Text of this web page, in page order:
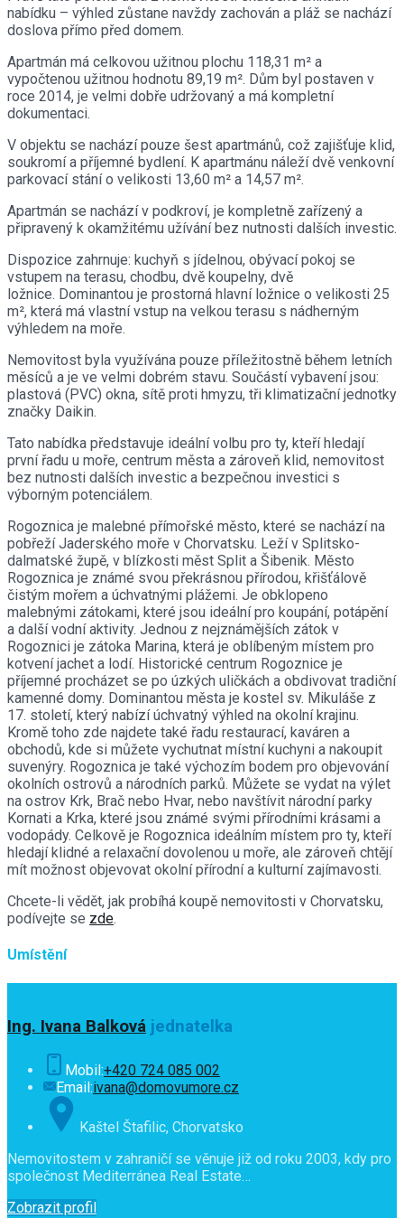
nabídku – výhled zůstane navždy zachován a pláž se nachází
doslova přímo před domem.
Apartmán má celkovou užitnou plochu 118,31 m² a
vypočtenou užitnou hodnotu 89,19 m². Dům byl postaven v
roce 2014, je velmi dobře udržovaný a má kompletní
dokumentaci.
V objektu se nachází pouze šest apartmánů, což zajišťuje klid,
soukromí a příjemné bydlení. K apartmánu náleží dvě venkovní
parkovací stání o velikosti 13,60 m² a 14,57 m².
Apartmán se nachází v podkroví, je kompletně zařízený a
připravený k okamžitému užívání bez nutnosti dalších investic.
Dispozice zahrnuje: kuchyň s jídelnou, obývací pokoj se
vstupem na terasu, chodbu, dvě koupelny, dvě
ložnice. Dominantou je prostorná hlavní ložnice o velikosti 25
m², která má vlastní vstup na velkou terasu s nádherným
výhledem na moře.
Nemovitost byla využívána pouze příležitostně během letních
měsíců a je ve velmi dobrém stavu. Součástí vybavení jsou:
plastová (PVC) okna, sítě proti hmyzu, tři klimatizační jednotky
značky Daikin.
Tato nabídka představuje ideální volbu pro ty, kteří hledají
první řadu u moře, centrum města a zároveň klid, nemovitost
bez nutnosti dalších investic a bezpečnou investici s
výborným potenciálem.
Rogoznica je malebné přímořské město, které se nachází na
pobřeží Jaderského moře v Chorvatsku. Leží v Splitsko-
dalmatské župě, v blízkosti měst Split a Šibenik. Město
Rogoznica je známé svou překrásnou přírodou, křišťálově
čistým mořem a úchvatnými plážemi. Je obklopeno
malebnými zátokami, které jsou ideální pro koupání, potápění
a další vodní aktivity. Jednou z nejznámějších zátok v
Rogoznici je zátoka Marina, která je oblíbeným místem pro
kotvení jachet a lodí. Historické centrum Rogoznice je
příjemné procházet se po úzkých uličkách a obdivovat tradiční
kamenné domy. Dominantou města je kostel sv. Mikuláše z
17. století, který nabízí úchvatný výhled na okolní krajinu.
Kromě toho zde najdete také řadu restaurací, kaváren a
obchodů, kde si můžete vychutnat místní kuchyni a nakoupit
suvenýry. Rogoznica je také výchozím bodem pro objevování
okolních ostrovů a národních parků. Můžete se vydat na výlet
na ostrov Krk, Brač nebo Hvar, nebo navštívit národní parky
Kornati a Krka, které jsou známé svými přírodními krásami a
vodopády. Celkově je Rogoznica ideálním místem pro ty, kteří
hledají klidné a relaxační dovolenou u moře, ale zároveň chtějí
mít možnost objevovat okolní přírodní a kulturní zajímavosti.
Chcete-li vědět, jak probíhá koupě nemovitosti v Chorvatsku,
podívejte se zde.
Umístění
Ing. Ivana Balková jednatelka
Mobil:+420 724 085 002
Email:ivana@domovumore.cz
Kaštel Štafilic, Chorvatsko
Nemovitostem v zahraničí se věnuje již od roku 2003, kdy pro
společnost Mediterránea Real Estate…
Zobrazit profil